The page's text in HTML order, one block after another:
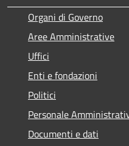
Organi di Governo
Aree Amministrative
Uffici
Enti e fondazioni
Politici
Personale
Documenti e dati